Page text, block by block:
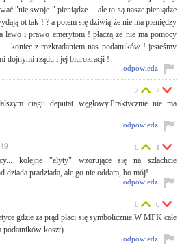
"nie swoje " pieniądze ... ale to są nasze pieniądze
ot tak ! ? a potem się dziwią że nie ma pieniędzy
i prawo emerytom ! płaczą że nie ma pomocy
koniec z rozkradaniem nas podatników ! jesteśmy
dojnymi rządu i jej biurokracji !
odpowiedz
ciągu deputat węglowy.Praktycznie nie ma
2 2
odpowiedz
kolejne "elyty" wzorujące się na szlachcie
pradziada, ale go nie oddam, bo mój!
0 1
odpowiedz
gdzie za prąd płaci się symbolicznie.W MPK całe
podatników koszt)
0 0
odpowiedz